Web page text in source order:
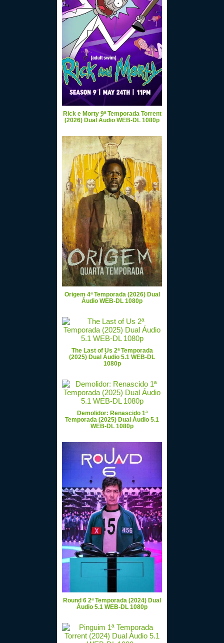
Rick e Morty 9ª Temporada Torrent
(2026) Dual Áudio WEB-DL 1080p
Origem 4ª Temporada (2026) Dual
Áudio WEB-DL 1080p
The Last of Us 2ª Temporada
(2025) Dual Áudio 5.1 WEB-DL
1080p
Demolidor: Renascido 1ª
Temporada (2025) Dual Áudio 5.1
WEB-DL 1080p
Round 6 2ª Temporada (2024) Dual
Áudio 5.1 WEB-DL 1080p